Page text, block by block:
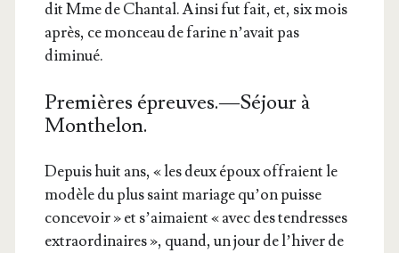
dit Mme de Chan­tal. Ain­si fut fait, et, six mois
après, ce mon­ceau de farine n’a­vait pas
diminué.
Premières épreuves. — Séjour à
Monthelon.
Depuis huit ans, « les deux époux offraient le
modèle du plus saint mariage qu’on puisse
conce­voir » et s’ai­maient « avec des ten­dresses
extra­or­di­naires », quand, un jour de l’hi­ver de